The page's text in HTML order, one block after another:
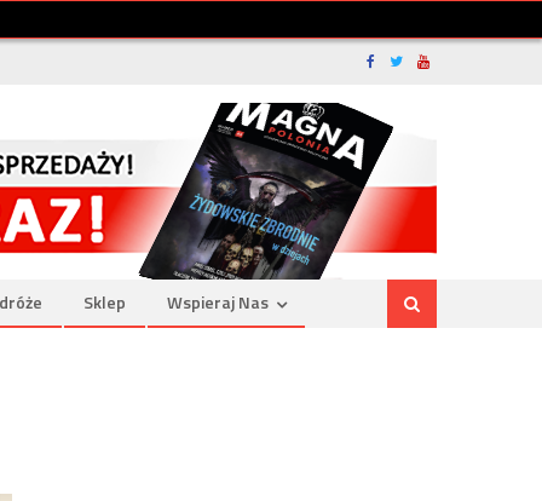
Sklep Wspieraj Nas